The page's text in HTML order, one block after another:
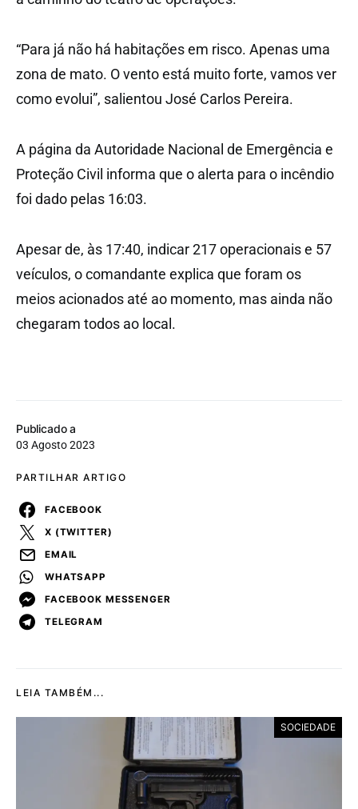
Publicado a
03 Agosto 2023
PARTILHAR ARTIGO
FACEBOOK
X (TWITTER)
EMAIL
WHATSAPP
FACEBOOK MESSENGER
TELEGRAM
“Para já não há habitações em risco. Apenas uma
zona de mato. O vento está muito forte, vamos ver
como evolui”, salientou José Carlos Pereira.
A página da Autoridade Nacional de Emergência e
Proteção Civil informa que o alerta para o incêndio
foi dado pelas 16:03.
Apesar de, às 17:40, indicar 217 operacionais e 57
veículos, o comandante explica que foram os
meios acionados até ao momento, mas ainda não
chegaram todos ao local.
LEIA TAMBÉM...
SOCIEDADE